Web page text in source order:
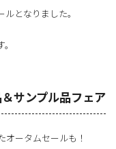
となりました。
サンプル品フェア
ータムセールも！